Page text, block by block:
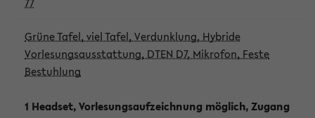
Grüne Tafel, viel Tafel, Verdunklung, Hybride
Vorlesungsausstattung, DTEN D7, Mikrofon, Feste
Bestuhlung
1 Headset, Vorlesungsaufzeichnung möglich, Zugang